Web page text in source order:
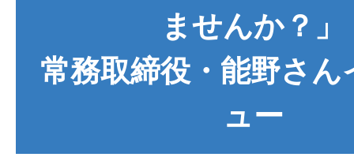
ませんか？」
常務取締役・能野さん
ュー